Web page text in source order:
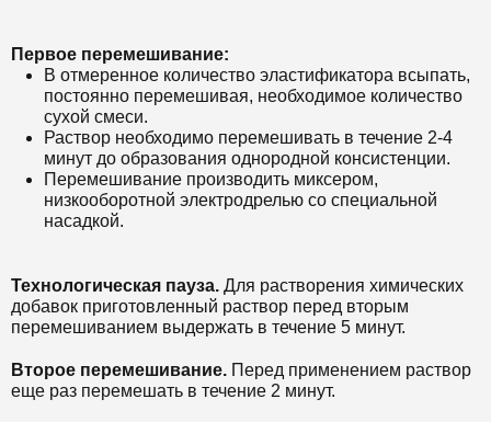
Первое перемешивание:
В отмеренное количество эластификатора всыпать,
постоянно перемешивая, необходимое количество
сухой смеси.
Раствор необходимо перемешивать в течение 2-4
минут до образования однородной консистенции.
Перемешивание производить миксером,
низкооборотной электродрелью со специальной
насадкой.
Технологическая пауза. Для растворения химических
добавок приготовленный раствор перед вторым
перемешиванием выдержать в течение 5 минут.
Второе перемешивание. Перед применением раствор
еще раз перемешать в течение 2 минут.